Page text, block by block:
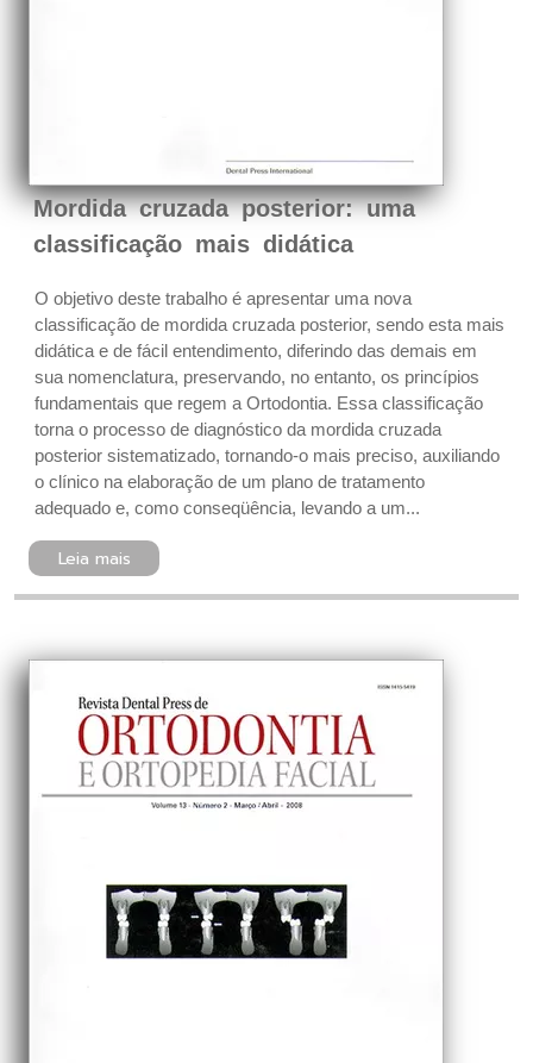
Mordida cruzada posterior: uma
classificação mais didática
O objetivo deste trabalho é apresentar uma nova
classificação de mordida cruzada posterior, sendo esta mais
didática e de fácil entendimento, diferindo das demais em
sua nomenclatura, preservando, no entanto, os princípios
fundamentais que regem a Ortodontia. Essa classificação
torna o processo de diagnóstico da mordida cruzada
posterior sistematizado, tornando-o mais preciso, auxiliando
o clínico na elaboração de um plano de tratamento
adequado e, como conseqüência, levando a um...
Leia mais